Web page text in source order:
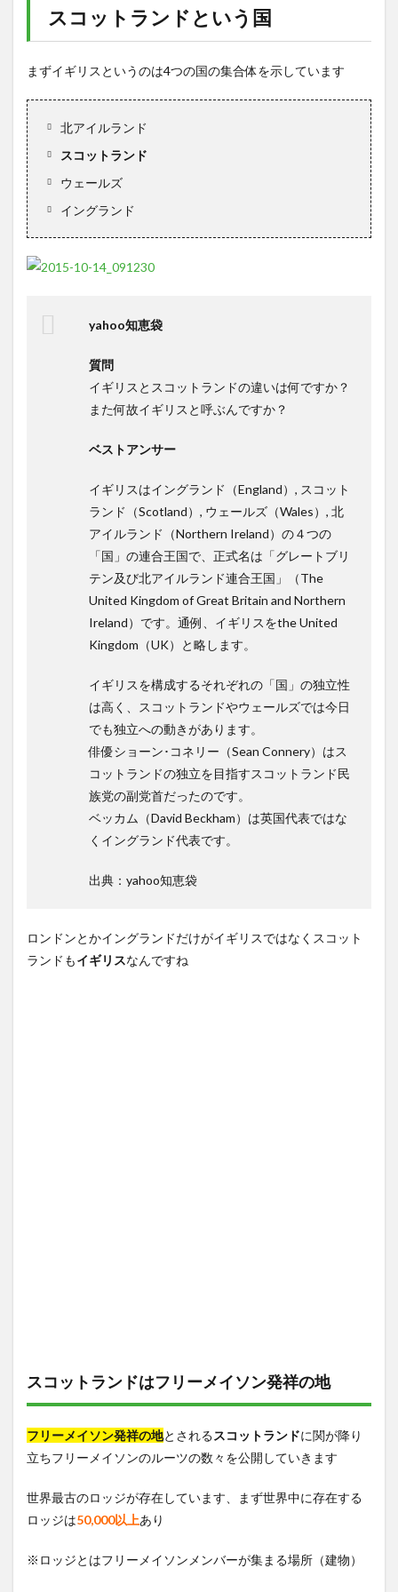
スコットランドという国
まずイギリスというのは4つの国の集合体を示しています
北アイルランド
スコットランド
ウェールズ
イングランド
yahoo知恵袋
質問
イギリスとスコットランドの違いは何ですか？
また何故イギリスと呼ぶんですか？
ベストアンサー
イギリスはイングランド（England）, スコット
ランド（Scotland）, ウェールズ（Wales）, 北
アイルランド（Northern Ireland）の４つの
「国」の連合王国で、正式名は「グレートブリ
テン及び北アイルランド連合王国」（The
United Kingdom of Great Britain and Northern
Ireland）です。通例、イギリスをthe United
Kingdom（UK）と略します。
イギリスを構成するそれぞれの「国」の独立性
は高く、スコットランドやウェールズでは今日
でも独立への動きがあります。
俳優ショーン･コネリー（Sean Connery）はス
コットランドの独立を目指すスコットランド民
族党の副党首だったのです。
ベッカム（David Beckham）は英国代表ではな
くイングランド代表です。
出典：yahoo知恵袋
ロンドンとかイングランドだけがイギリスではなくスコット
ランドもイギリスなんですね
スコットランドはフリーメイソン発祥の地
フリーメイソン発祥の地とされるスコットランドに関が降り
立ちフリーメイソンのルーツの数々を公開していきます
世界最古のロッジが存在しています、まず世界中に存在する
ロッジは50,000以上あり
※ロッジとはフリーメイソンメンバーが集まる場所（建物）